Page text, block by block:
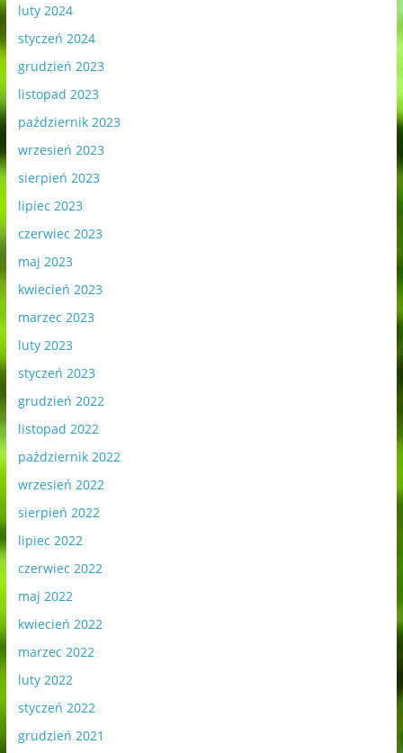
luty 2024
styczeń 2024
grudzień 2023
listopad 2023
październik 2023
wrzesień 2023
sierpień 2023
lipiec 2023
czerwiec 2023
maj 2023
kwiecień 2023
marzec 2023
luty 2023
styczeń 2023
grudzień 2022
listopad 2022
październik 2022
wrzesień 2022
sierpień 2022
lipiec 2022
czerwiec 2022
maj 2022
kwiecień 2022
marzec 2022
luty 2022
styczeń 2022
grudzień 2021